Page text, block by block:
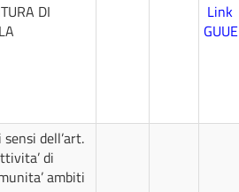
DI
Link
GUUE
dell’art.
di
ambiti